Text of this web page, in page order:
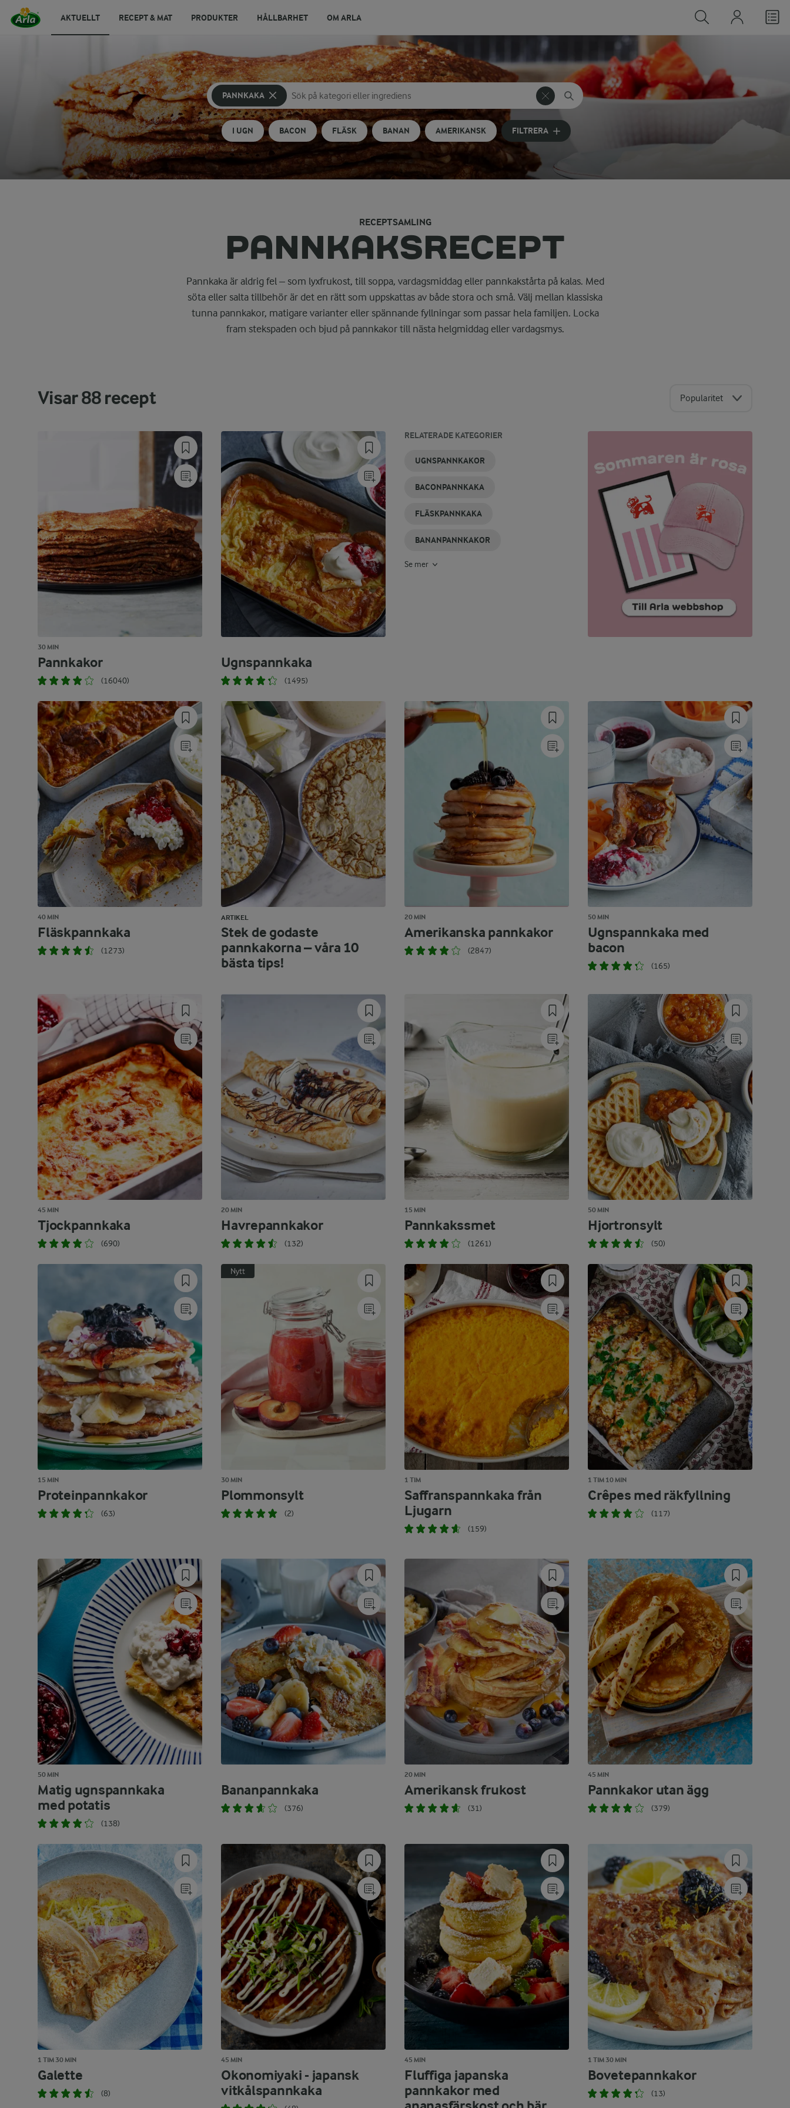
AKTUELLT RECEPT & MAT PRODUKTER HÅLLBARHET OM ARLA
PANNKAKA
Sök på kategori eller ingrediens
Skriv in sökord för att få förslag
I UGN BACON FLÄSK BANAN AMERIKANSK FILTRERA
RECEPTSAMLING
PANNKAKSRECEPT
Pannkaka är aldrig fel – som lyxfrukost, till soppa, vardagsmiddag eller pannkakstårta på kalas. Med
söta eller salta tillbehör är det en rätt som uppskattas av både stora och små. Välj mellan klassiska
tunna pannkakor, matigare varianter eller spännande fyllningar som passar hela familjen. Locka
fram stekspaden och bjud på pannkakor till nästa helgmiddag eller vardagsmys.
Visar88recept Popularitet
30 MIN
Pannkakor
(16040)
Ugnspannkaka
(1495)
RELATERADE KATEGORIER
UGNSPANNKAKOR
BACONPANNKAKA
FLÄSKPANNKAKA
BANANPANNKAKOR
AMERIKANSKA
PANNKAKSRECEPT
PANNKAKA
MED
HAVREGRYN
BLÅBÄRSPANNKAKA
POTATISPANNKAKA
SVENSK
PANNKAKA
PANNKAKA
UTAN MJÖL
Se mer
40 MIN
Fläskpannkaka
(1273)
ARTIKEL
Stek de godaste
pannkakorna – våra 10
bästa tips!
20 MIN
Amerikanska pannkakor
(2847)
50 MIN
Ugnspannkaka med
bacon
(165)
45 MIN
Tjockpannkaka
(690)
20 MIN
Havrepannkakor
(132)
15 MIN
Pannkakssmet
(1261)
50 MIN
Hjortronsylt
(50)
15 MIN
Proteinpannkakor
(63)
Nytt
30 MIN
Plommonsylt
(2)
1 TIM
Saffranspannkaka från
Ljugarn
(159)
1 TIM 10 MIN
Crêpes med räkfyllning
(117)
50 MIN
Matig ugnspannkaka
med potatis
(138)
Bananpannkaka
(376)
20 MIN
Amerikansk frukost
(31)
45 MIN
Pannkakor utan ägg
(379)
1 TIM 30 MIN
Galette
(8)
45 MIN
Okonomiyaki - japansk
vitkålspannkaka
45 MIN
Fluffiga japanska
pannkakor med
1 TIM 30 MIN
Bovetepannkakor
(13)